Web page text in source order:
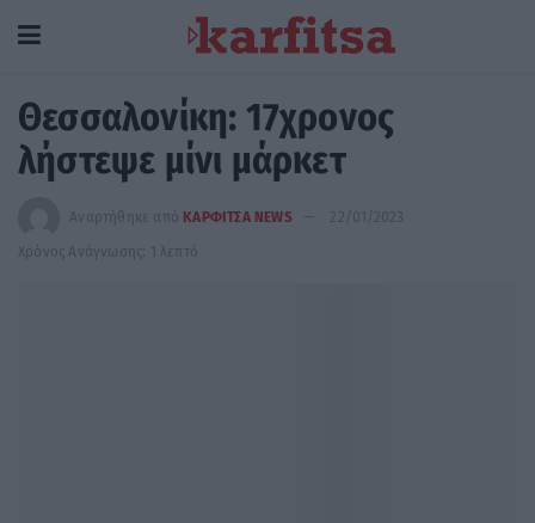
Θεσσαλονίκη: 17χρονος
λήστεψε μίνι μάρκετ
Αναρτήθηκε από ΚΑΡΦΙΤΣΑ NEWS
22/01/2023
Χρόνος Ανάγνωσης: 1 λεπτό